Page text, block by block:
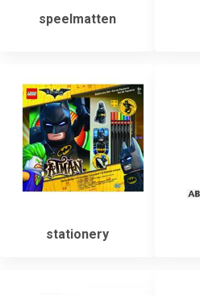
speelmatten
stationery